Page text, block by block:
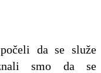
da se služe
smo da se